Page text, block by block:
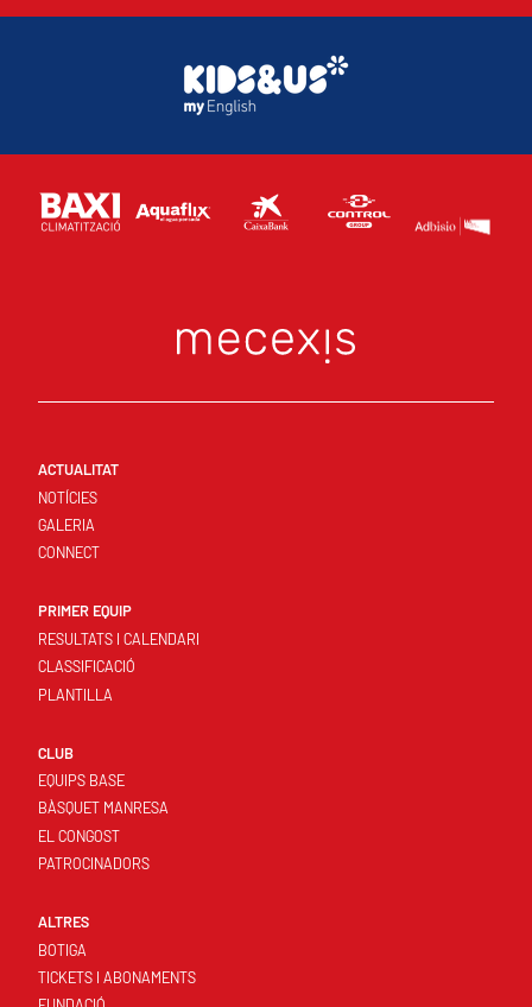
ACTUALITAT
NOTÍCIES
GALERIA
CONNECT
PRIMER EQUIP
RESULTATS I CALENDARI
CLASSIFICACIÓ
PLANTILLA
CLUB
EQUIPS BASE
BÀSQUET MANRESA
EL CONGOST
PATROCINADORS
ALTRES
BOTIGA
TICKETS I ABONAMENTS